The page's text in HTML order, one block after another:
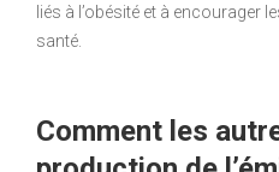
liés à l’obésité et à encourager
santé.
Comment les